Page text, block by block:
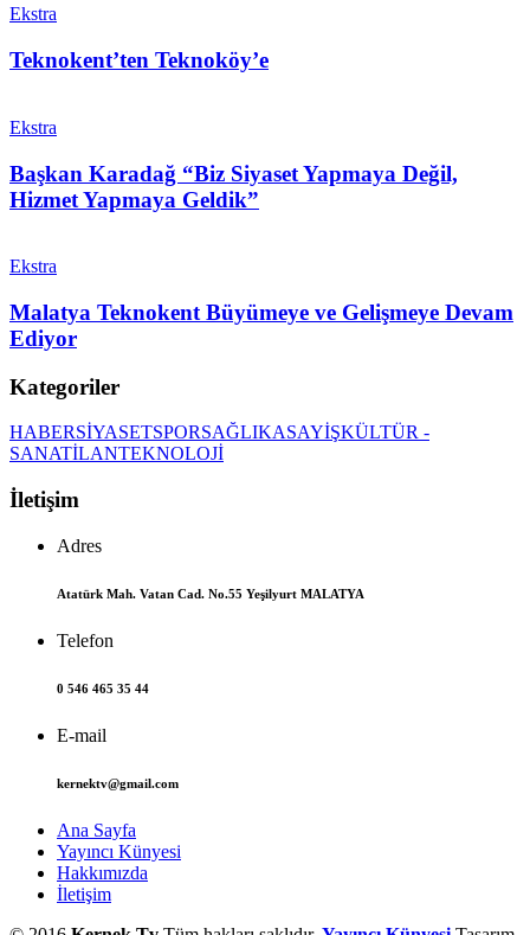
Ekstra
Teknokent’ten Teknoköy’e
Ekstra
Başkan Karadağ “Biz Siyaset Yapmaya Değil,
Hizmet Yapmaya Geldik”
Ekstra
Malatya Teknokent Büyümeye ve Gelişmeye Devam
Ediyor
Kategoriler
HABERSİYASETSPORSAĞLIKASAYİŞKÜLTÜR -
SANATİLANTEKNOLOJİ
İletişim
Adres
Atatürk Mah. Vatan Cad. No.55 Yeşilyurt MALATYA
Telefon
0 546 465 35 44
E-mail
kernektv@gmail.com
Ana Sayfa
Yayıncı Künyesi
Hakkımızda
İletişim